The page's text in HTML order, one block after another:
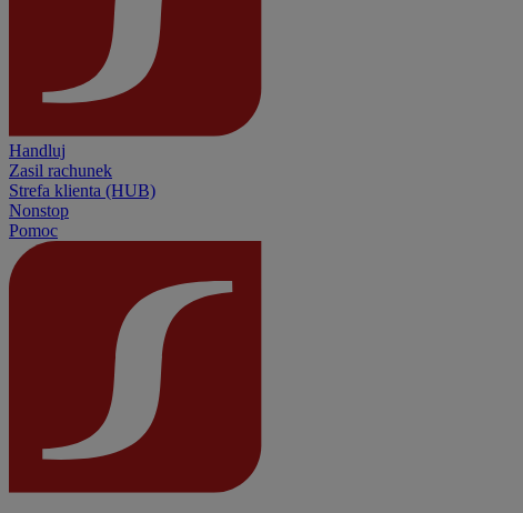
Handluj
Zasil rachunek
Strefa klienta (HUB)
Nonstop
Pomoc